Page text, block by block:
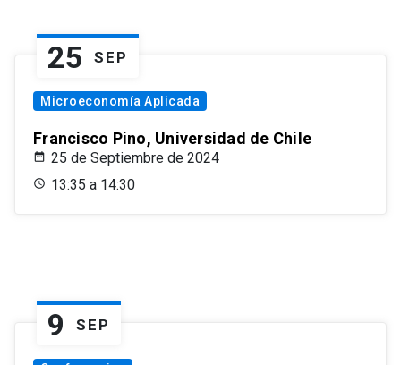
25 SEP
Microeconomía Aplicada
Francisco Pino, Universidad de Chile
25 de Septiembre de 2024
13:35 a 14:30
9 SEP